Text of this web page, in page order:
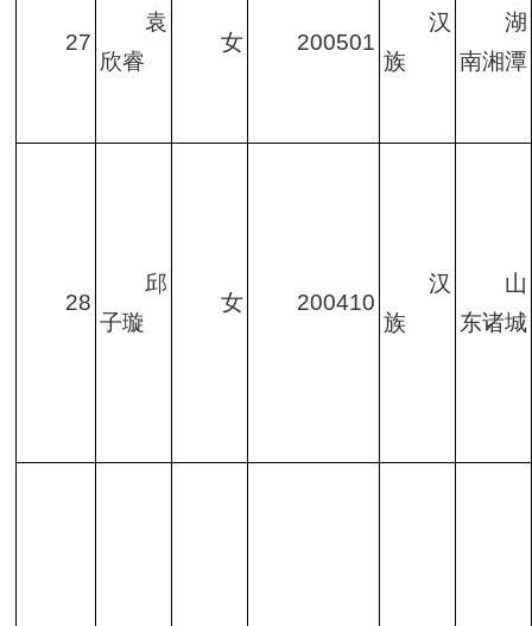
27
袁
欣睿
女 200501
汉
族
湖
南湘潭
28
邱
子璇
女 200410
汉
族
山
东诸城